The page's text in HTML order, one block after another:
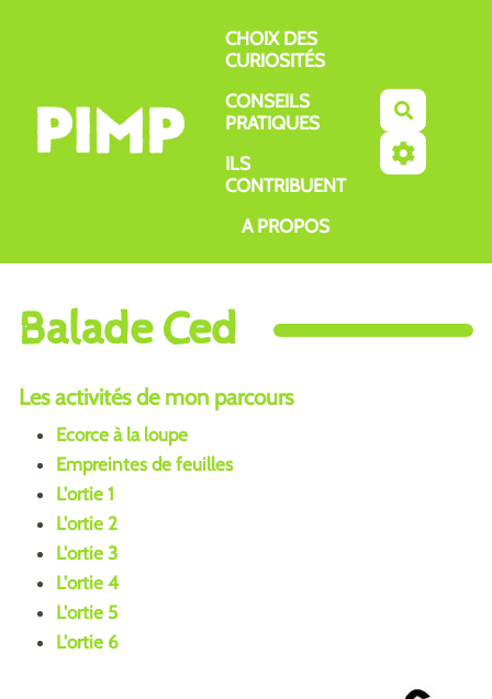
CHOIX DES
CURIOSITÉS
CONSEILS
PRATIQUES
ILS
CONTRIBUENT
A PROPOS
Balade Ced
Les activités de mon parcours
Ecorce à la loupe
Empreintes de feuilles
L'ortie 1
L'ortie 2
L'ortie 3
L'ortie 4
L'ortie 5
L'ortie 6